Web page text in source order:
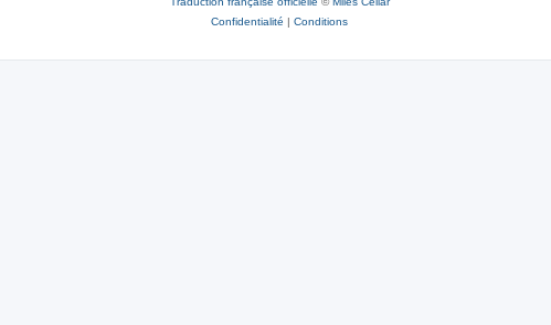
Confidentialité | Conditions